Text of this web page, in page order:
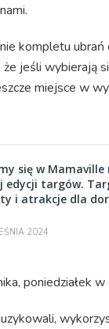
kompletu
że jeśli wybierają
miejsce w
się w Mamaville
edycji targów.
i atrakcje dla
2024
poniedziałek